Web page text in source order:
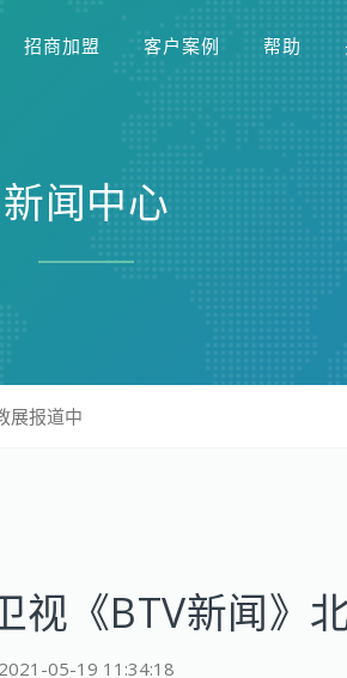
招商加盟 客户案例 帮助
新闻中心
展报道中
视《BTV新闻》
2021-05-19 11:34:18